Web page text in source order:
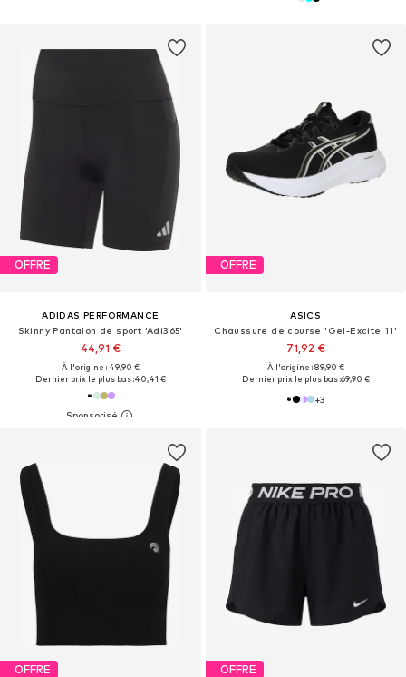
OFFRE
ADIDAS PERFORMANCE
Skinny Pantalon de sport 'Adi365'
44,91 €
À l'origine : 49,90 €
Dernier prix le plus bas :40,41 €
OFFRE
ASICS
Chaussure de course 'Gel-Excite 11'
71,92 €
À l'origine : 89,90 €
Dernier prix le plus bas :69,90 €
+3
OFFRE OFFRE